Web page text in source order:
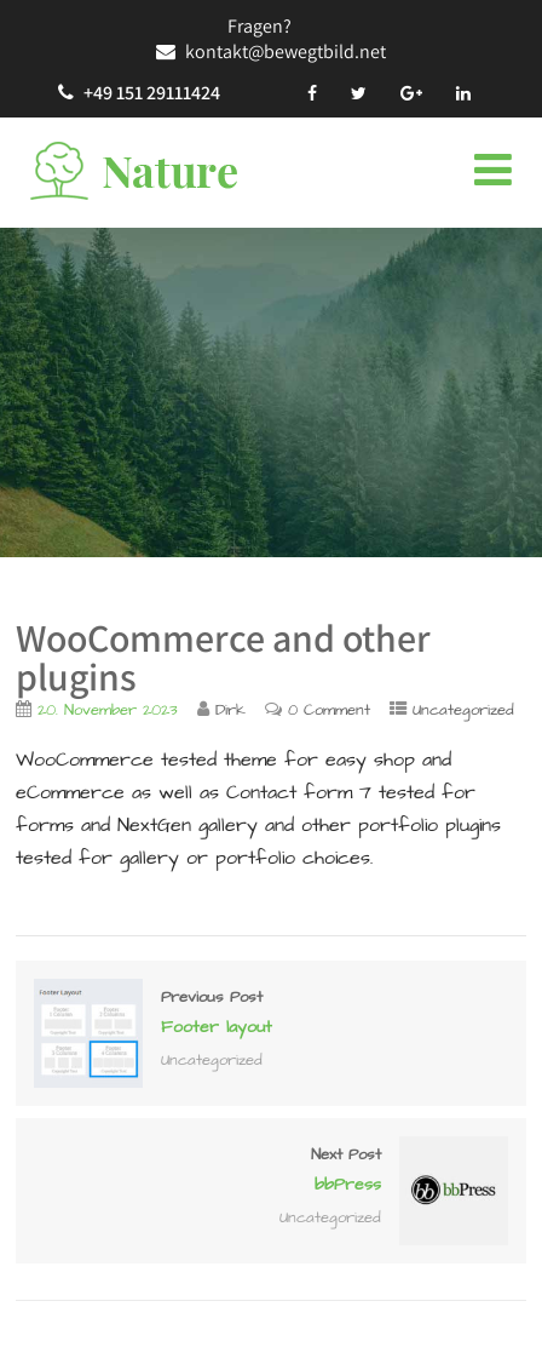
Fragen?
kontakt@bewegtbild.net
+49 151 29111424
WooCommerce and other
plugins
20. November 2023 Dirk 0 Comment Uncategorized
WooCommerce tested theme for easy shop and
eCommerce as well as Contact form 7 tested for
forms and NextGen gallery and other portfolio plugins
tested for gallery or portfolio choices.
Previous Post
Footer layout
Uncategorized
Next Post
bbPress
Uncategorized